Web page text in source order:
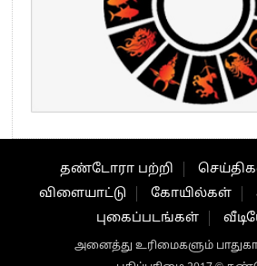
தண்டோரா பற்றி
விளையாட்டு
கோயில்கள்
புகைப்படங்கள்
அனைத்து உரிமைகளும்